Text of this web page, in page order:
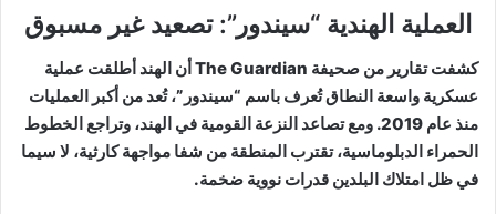
العملية الهندية “سيندور”: تصعيد غير مسبوق
كشفت تقارير من صحيفة The Guardian أن الهند أطلقت عملية
عسكرية واسعة النطاق تُعرف باسم “سيندور”، تُعد من أكبر العمليات
منذ عام 2019. ومع تصاعد النزعة القومية في الهند، وتراجع الخطوط
الحمراء الدبلوماسية، تقترب المنطقة من شفا مواجهة كارثية، لا سيما
في ظل امتلاك البلدين قدرات نووية ضخمة.